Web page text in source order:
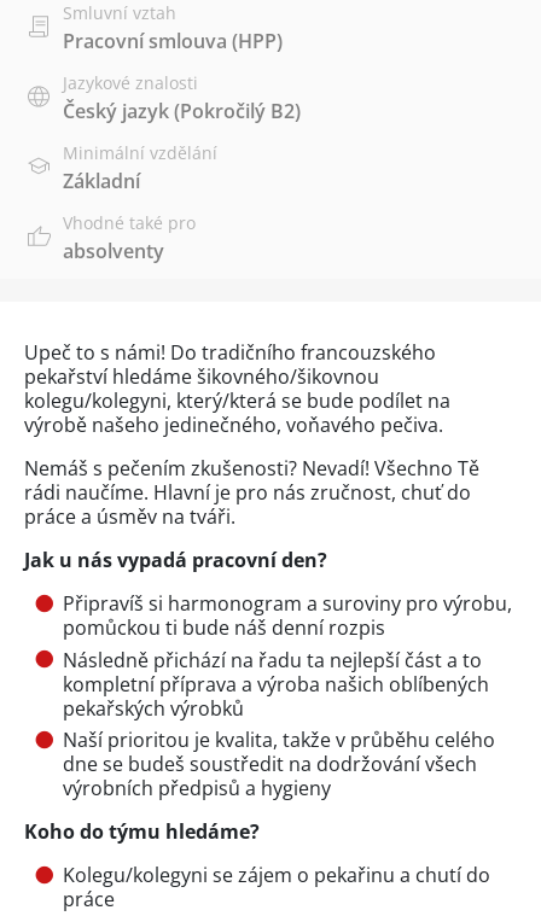
Smluvní vztah
Pracovní smlouva (HPP)
Jazykové znalosti
Český jazyk(Pokročilý B2)
Minimální vzdělání
Základní
Vhodné také pro
absolventy
Upeč to s námi! Do tradičního francouzského
pekařství hledáme šikovného/šikovnou
kolegu/kolegyni, který/která se bude podílet na
výrobě našeho jedinečného, voňavého pečiva.
Nemáš s pečením zkušenosti? Nevadí! Všechno Tě
rádi naučíme. Hlavní je pro nás zručnost, chuť do
práce a úsměv na tváři.
Jak u nás vypadá pracovní den?
Připravíš si harmonogram a suroviny pro výrobu,
pomůckou ti bude náš denní rozpis
Následně přichází na řadu ta nejlepší část a to
kompletní příprava a výroba našich oblíbených
pekařských výrobků
Naší prioritou je kvalita, takže v průběhu celého
dne se budeš soustředit na dodržování všech
výrobních předpisů a hygieny
Koho do týmu hledáme?
Kolegu/kolegyni se zájem o pekařinu a chutí do
práce